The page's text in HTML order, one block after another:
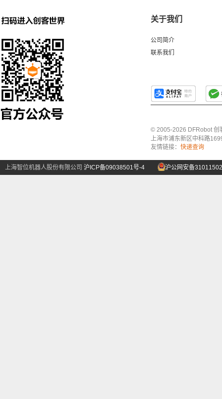
关于我们
公司简介
联系我们
© 2005-2026 DFRobot 创
上海市浦东新区中科路
友情链接： 快递查询
上海智位机器人股份有限公司 沪ICP备09038501号-4 沪公网安备